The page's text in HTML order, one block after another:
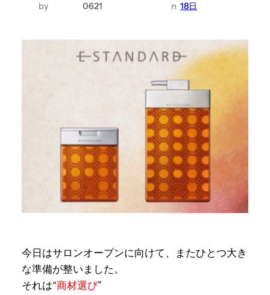
by
0621
n 18日
今日はサロンオープンに向けて、またひとつ大き
な準備が整いました。
それは“商材選び”